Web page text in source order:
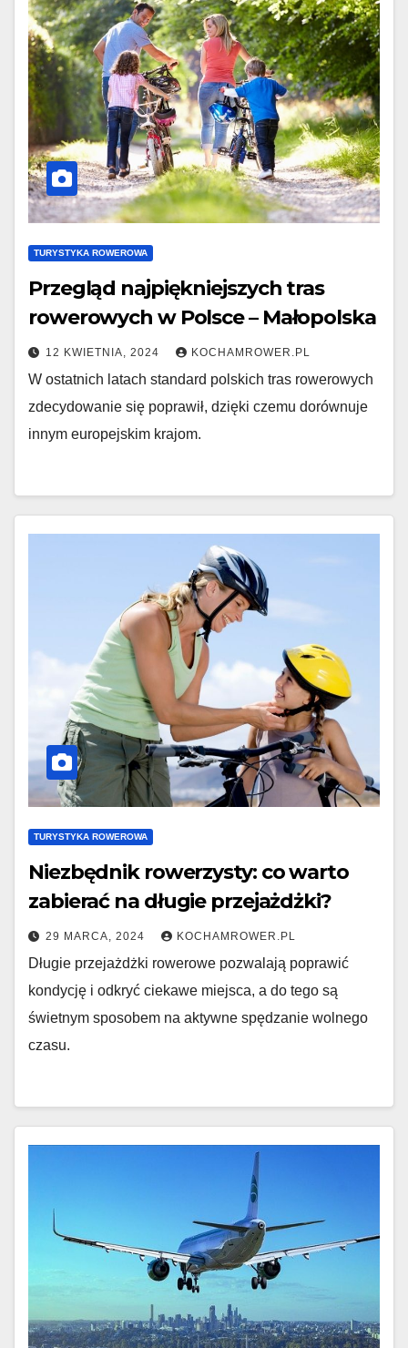
TURYSTYKA ROWEROWA
Przegląd najpiękniejszych tras
rowerowych w Polsce – Małopolska
12 KWIETNIA, 2024 KOCHAMROWER.PL
W ostatnich latach standard polskich tras rowerowych
zdecydowanie się poprawił, dzięki czemu dorównuje
innym europejskim krajom.
TURYSTYKA ROWEROWA
Niezbędnik rowerzysty: co warto
zabierać na długie przejażdżki?
29 MARCA, 2024 KOCHAMROWER.PL
Długie przejażdżki rowerowe pozwalają poprawić
kondycję i odkryć ciekawe miejsca, a do tego są
świetnym sposobem na aktywne spędzanie wolnego
czasu.